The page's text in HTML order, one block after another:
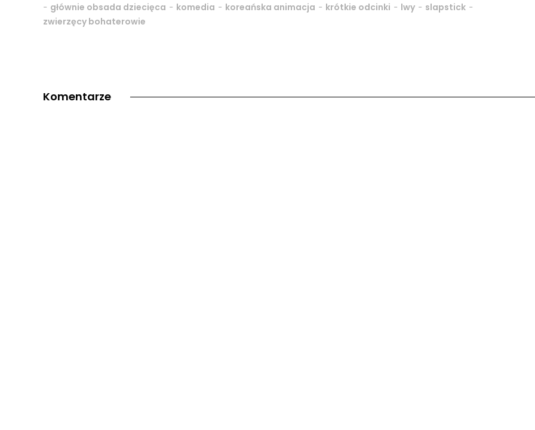
- głównie obsada dziecięca - komedia - koreańska animacja - krótkie odcinki - lwy - slapstick -
zwierzęcy bohaterowie
Komentarze